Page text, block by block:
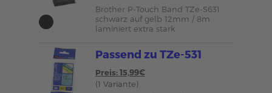
Brother P-Touch Band TZe-S631
schwarz auf gelb 12mm / 8m
laminiert extra stark
Passend zu TZe-531
Preis: 15,99€
(1 Variante)